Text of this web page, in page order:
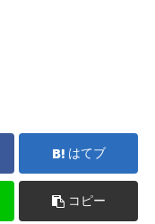
はてブ
コピー